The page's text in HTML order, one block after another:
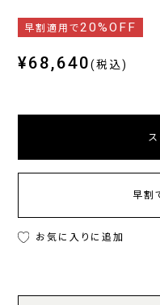
早割適用で20%OFF
¥68,640(税込)
早割
お気に入りに追加